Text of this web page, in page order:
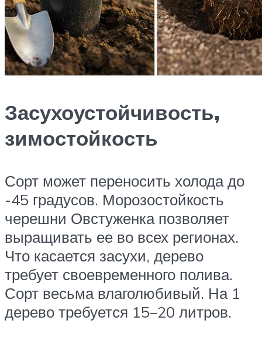
Засухоустойчивость,
зимостойкость
Сорт может переносить холода до
-45 градусов. Морозостойкость
черешни Овстуженка позволяет
выращивать ее во всех регионах.
Что касается засухи, дерево
требует своевременного полива.
Сорт весьма влаголюбивый. На 1
дерево требуется 15–20 литров.